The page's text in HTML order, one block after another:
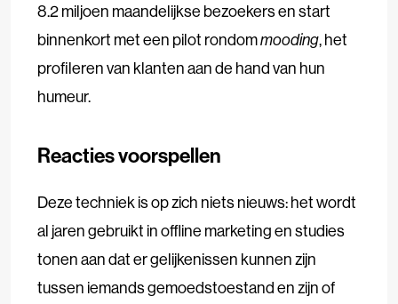
8.2 miljoen maandelijkse bezoekers en start
binnenkort met een pilot rondommooding, het
profileren van klanten aan de hand van hun
humeur.
Reacties voorspellen
Deze techniek is op zich niets nieuws: het wordt
al jaren gebruikt in offline marketing en studies
tonen aan dat er gelijkenissen kunnen zijn
tussen iemands gemoedstoestand en zijn of